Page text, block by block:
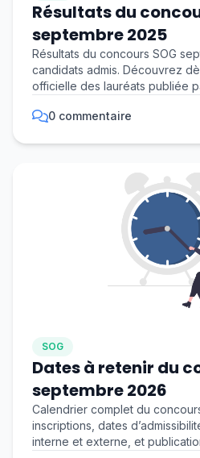
Résultats du
septembre 2025
Résultats du concours SOG
candidats admis. Découvrez
officielle des lauréats publiée
0 commentaire
SOG
Dates à retenir du
septembre 2026
Calendrier complet du
inscriptions, dates
interne et externe, et